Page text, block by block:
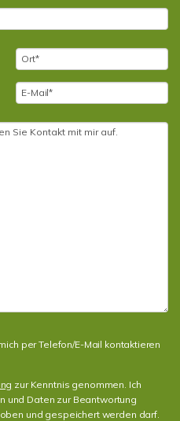
per Telefon/E-Mail kontaktieren
zur Kenntnis genommen. Ich
und Daten zur Beantwortung
und gespeichert werden darf.